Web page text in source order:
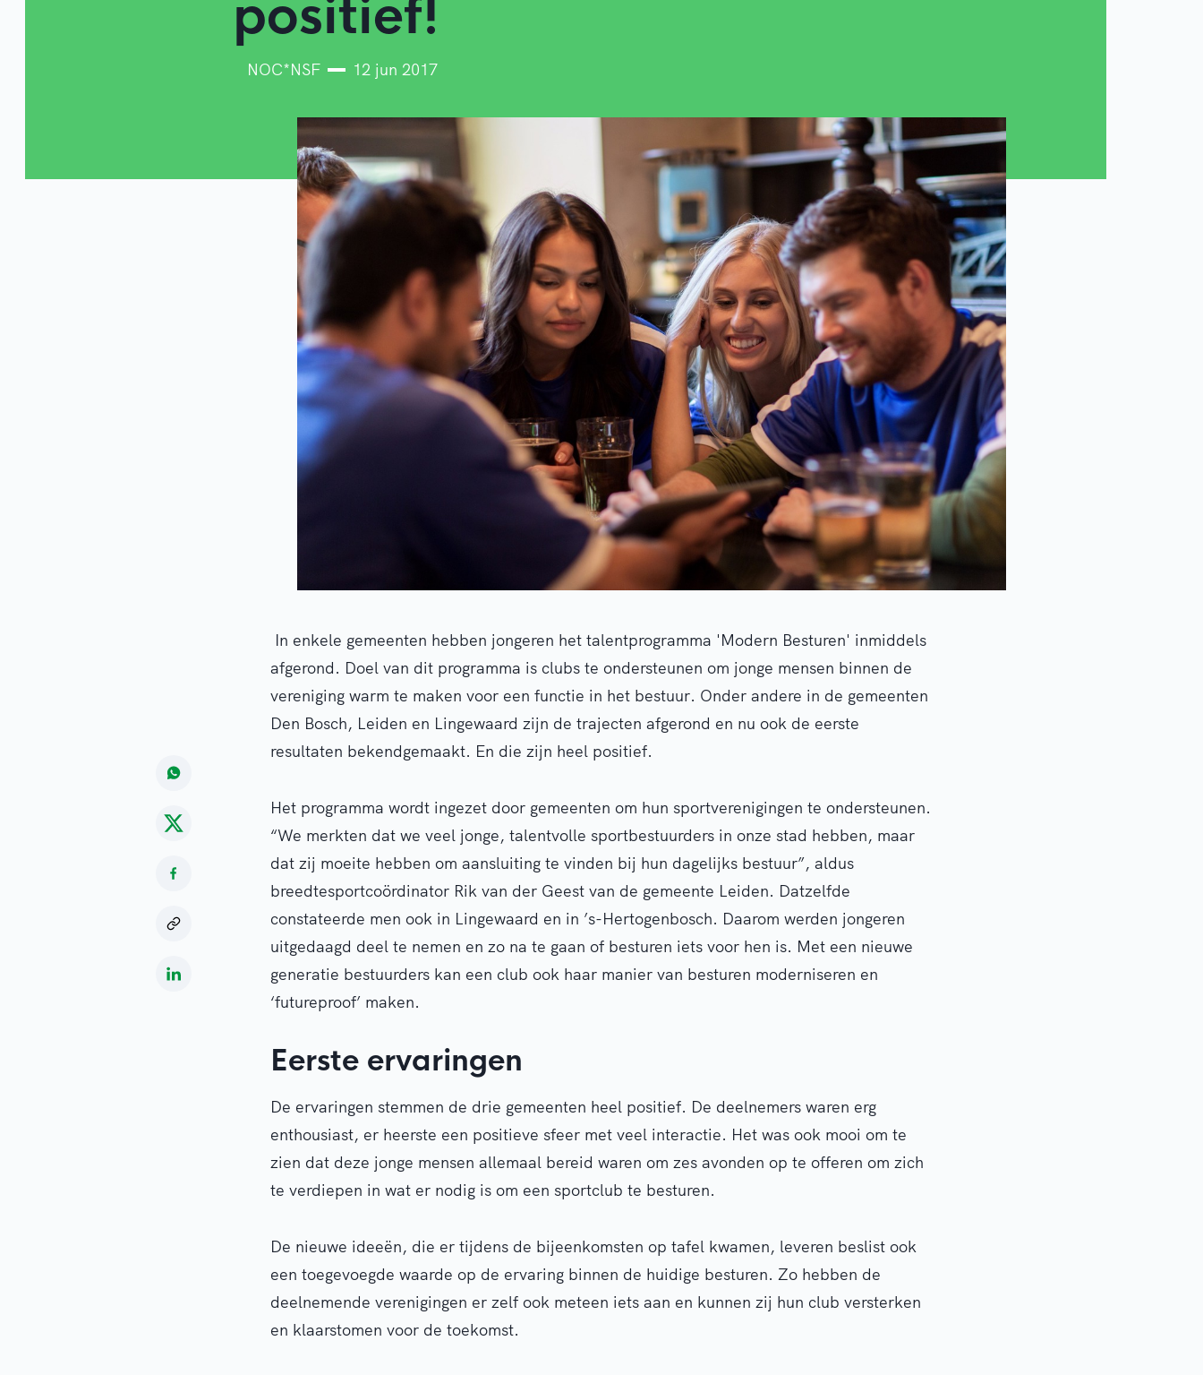
positief!
NOC*NSF 12 jun 2017
In enkele gemeenten hebben jongeren het talentprogramma 'Modern Besturen' inmiddels
afgerond. Doel van dit programma is clubs te ondersteunen om jonge mensen binnen de
vereniging warm te maken voor een functie in het bestuur. Onder andere in de gemeenten
Den Bosch, Leiden en Lingewaard zijn de trajecten afgerond en nu ook de eerste
resultaten bekendgemaakt. En die zijn heel positief.
Het programma wordt ingezet door gemeenten om hun sportverenigingen te ondersteunen.
“We merkten dat we veel jonge, talentvolle sportbestuurders in onze stad hebben, maar
dat zij moeite hebben om aansluiting te vinden bij hun dagelijks bestuur”, aldus
breedtesportcoördinator Rik van der Geest van de gemeente Leiden. Datzelfde
constateerde men ook in Lingewaard en in ’s-Hertogenbosch. Daarom werden jongeren
uitgedaagd deel te nemen en zo na te gaan of besturen iets voor hen is. Met een nieuwe
generatie bestuurders kan een club ook haar manier van besturen moderniseren en
‘futureproof’ maken.
Eerste ervaringen
De ervaringen stemmen de drie gemeenten heel positief. De deelnemers waren erg
enthousiast, er heerste een positieve sfeer met veel interactie. Het was ook mooi om te
zien dat deze jonge mensen allemaal bereid waren om zes avonden op te offeren om zich
te verdiepen in wat er nodig is om een sportclub te besturen.
De nieuwe ideeën, die er tijdens de bijeenkomsten op tafel kwamen, leveren beslist ook
een toegevoegde waarde op de ervaring binnen de huidige besturen. Zo hebben de
deelnemende verenigingen er zelf ook meteen iets aan en kunnen zij hun club versterken
en klaarstomen voor de toekomst.